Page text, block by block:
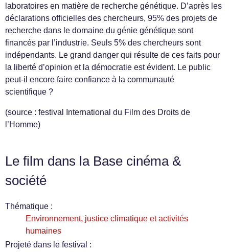
laboratoires en matière de recherche génétique. D’après les
déclarations officielles des chercheurs, 95% des projets de
recherche dans le domaine du génie génétique sont
financés par l’industrie. Seuls 5% des chercheurs sont
indépendants. Le grand danger qui résulte de ces faits pour
la liberté d’opinion et la démocratie est évident. Le public
peut-il encore faire confiance à la communauté
scientifique ?
(source : festival International du Film des Droits de
l’Homme)
Le film dans la Base cinéma &
société
Thématique :
Environnement, justice climatique et activités
humaines
Projeté dans le festival :